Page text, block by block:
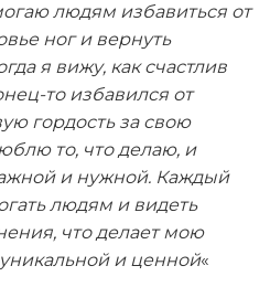
людям избавиться от
ног и вернуть
я вижу, как счастлив
то избавился от
гордость за свою
то, что делаю, и
и нужной. Каждый
людям и видеть
что делает мою
и ценной«